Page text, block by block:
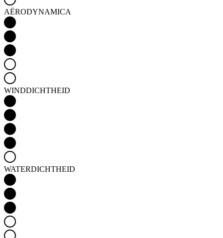
AËRODYNAMICA
WINDDICHTHEID
WATERDICHTHEID